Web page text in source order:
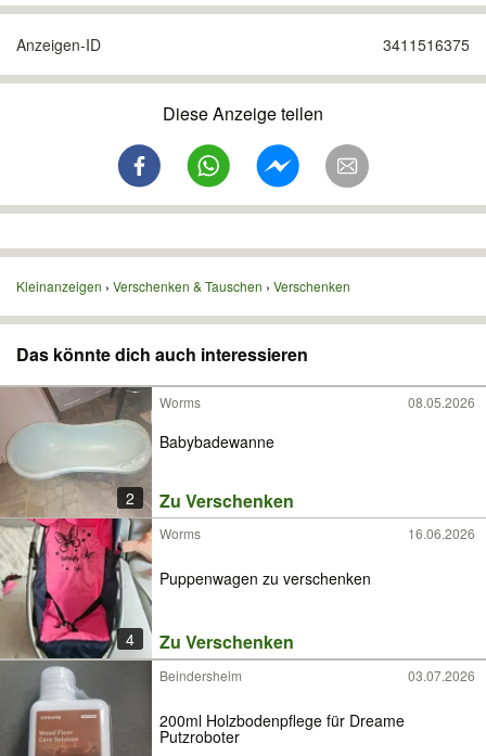
Anzeigen-ID 3411516375
Diese Anzeige teilen
Kleinanzeigen Verschenken & Tauschen Verschenken
Das könnte dich auch interessieren
2
Worms 08.05.2026
Babybadewanne
Zu Verschenken
4
Worms 16.06.2026
Puppenwagen zu verschenken
Zu Verschenken
Beindersheim 03.07.2026
200ml Holzbodenpflege für Dreame
Putzroboter